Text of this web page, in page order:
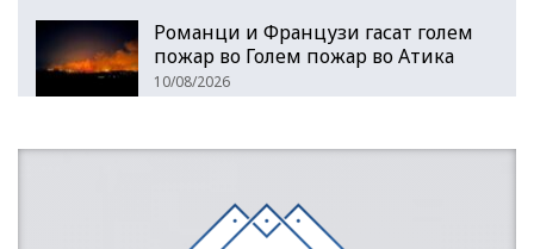
Романци и Французи гасат голем
пожар во Голем пожар во Атика
10/08/2026